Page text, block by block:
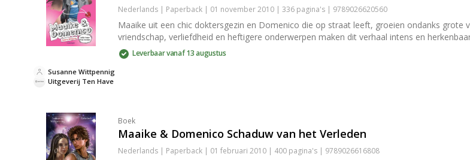
Nederlands | Paperback | 01 november 2010 | 336 pagina's | 9789026620560
Maaike uit een chic doktersgezin en Domenico die op straat leeft, groeien ondanks grote
vriendschap, verliefdheid en heftigere onderwerpen maken dit verhaal intens en
Leverbaar vanaf 13 augustus
Uitgeverij Ten Have
Susanne Wittpennig
Boek
Maaike & Domenico Schaduw van het Verleden
Nederlands | Paperback | 01 februari 2010 | 400 pagina's | 9789026616808